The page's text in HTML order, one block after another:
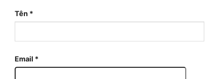
Tên *
Email *